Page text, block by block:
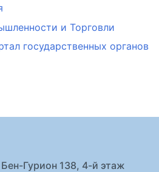
и Торговли
государственных органов
Гурион 138, 4-й этаж